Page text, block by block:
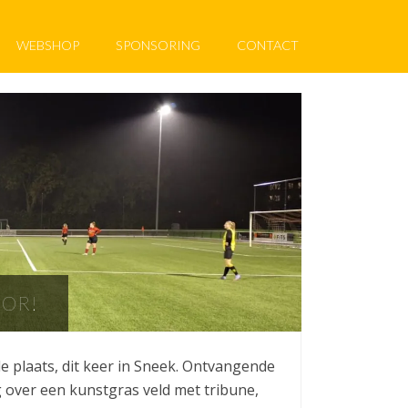
WEBSHOP SPONSORING CONTACT
plaats, dit keer in Sneek. Ontvangende
een kunstgras veld met tribune,